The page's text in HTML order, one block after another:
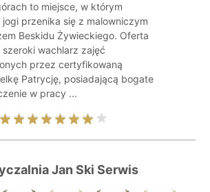
to miejsce, w którym
przenika się z malowniczym
Beskidu Żywieckiego. Oferta
szeroki wachlarz zajęć
przez certyfikowaną
Patrycję, posiadającą bogate
w pracy ...
Jan Ski Serwis